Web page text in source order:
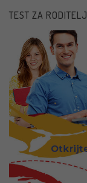
TEST ZA